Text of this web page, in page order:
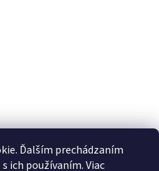
Ďalším prechádzaním
ich používaním. Viac